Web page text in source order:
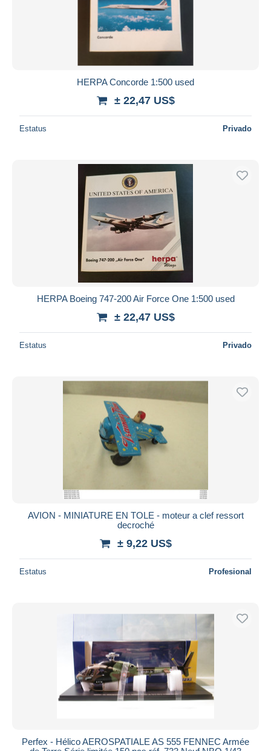
HERPA Concorde 1:500 used
± 22,47 US$
Estatus Privado
HERPA Boeing 747-200 Air Force One 1:500 used
± 22,47 US$
Estatus Privado
AVION - MINIATURE EN TOLE - moteur a clef ressort
decroché
± 9,22 US$
Estatus Profesional
Perfex - Hélico AEROSPATIALE AS 555 FENNEC Armée